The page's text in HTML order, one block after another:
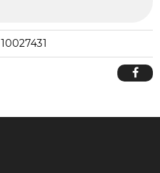
10027431